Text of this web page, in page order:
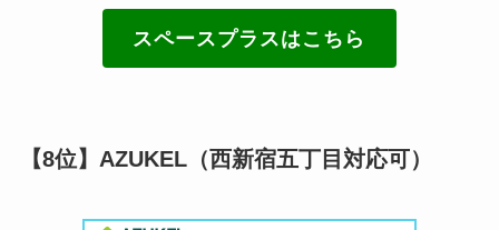
スペースプラスはこちら
【8位】AZUKEL（西新宿五丁目対応可）